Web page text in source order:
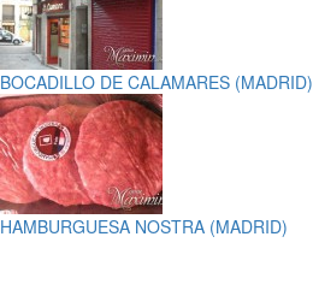
BOCADILLO DE CALAMARES (MADRID)
HAMBURGUESA NOSTRA (MADRID)